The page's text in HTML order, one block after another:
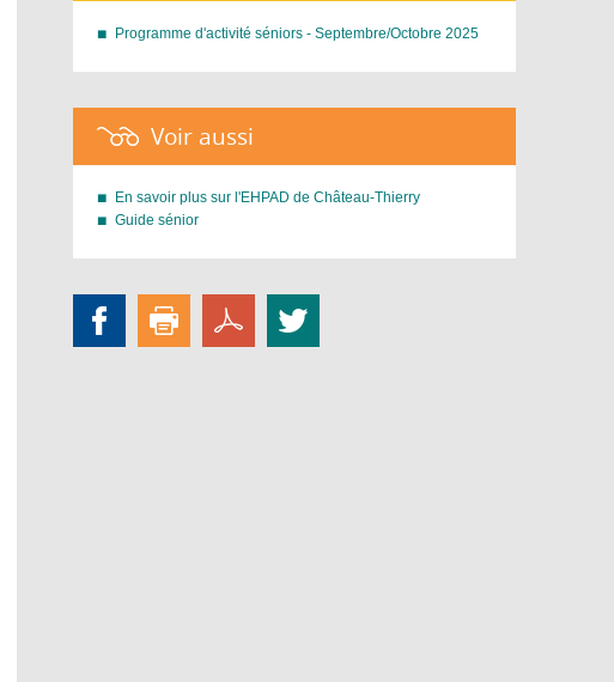
Programme d'activité séniors - Septembre/Octobre 2025
Voir aussi :
En savoir plus sur l'EHPAD de Château-Thierry
Guide sénior